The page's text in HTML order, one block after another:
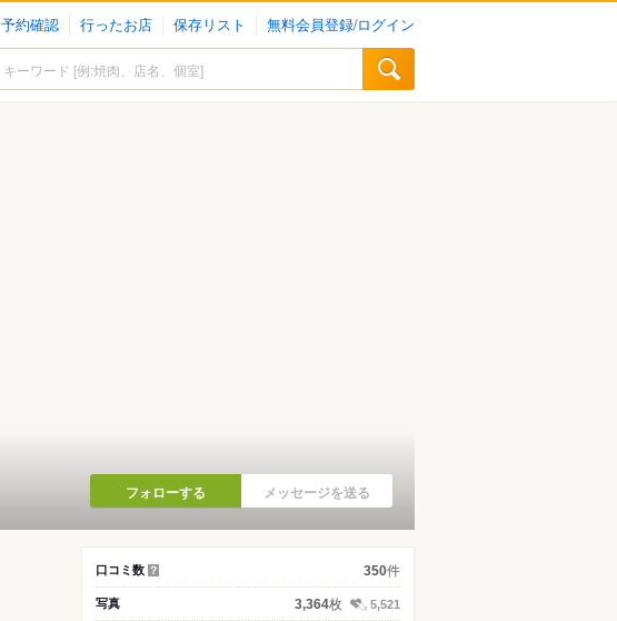
予約確認 行ったお店 保存リスト 無料会員登録/ログイン
フォローする メッセージを送る
口コミ数 ？ 350件
写真 3,364枚 5,521